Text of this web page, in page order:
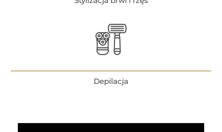
Depilacja